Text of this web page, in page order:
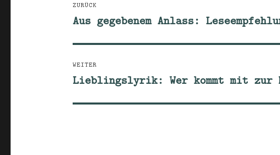
ZURÜCK
Vorheriger
Aus gegebenem Anlass:
WEITER
Nächster
Lieblingslyrik: Wer kommt mit zur